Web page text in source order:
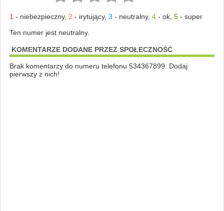
1 - niebezpieczny, 2 - irytujący, 3 - neutralny, 4- ok, 5- super
Ten numer jest neutralny.
KOMENTARZE DODANE PRZEZ SPOŁECZNOŚĆ
Brak komentarzy do numeru telefonu 534367899. Dodaj
pierwszy z nich!